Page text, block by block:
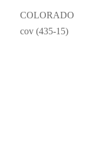
COLORADO
cov (435-15)